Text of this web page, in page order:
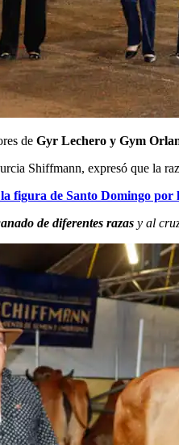
de Gyr Lechero y Gym
Shiffmann, expresó que la
figura de Santo Domingo por
de diferentes razas y al